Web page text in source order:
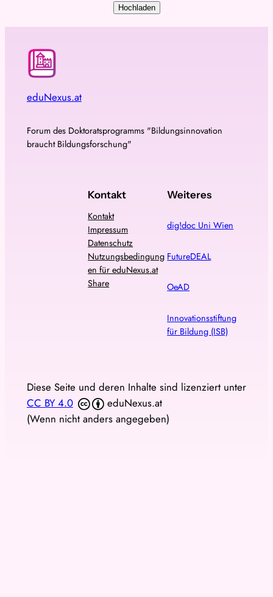
eduNexus.at
Forum des Doktoratsprogramms "Bildungsinnovation
braucht Bildungsforschung"
Kontakt
Kontakt
Impressum
Datenschutz
Nutzungsbedingung
en für eduNexus.at
Share
Weiteres
dig!doc Uni Wien
FutureDEAL
OeAD
Innovationsstiftung
für Bildung (ISB)
Diese Seite und deren Inhalte sind lizenziert unter
CC BY 4.0
eduNexus.at
(Wenn nicht anders angegeben)